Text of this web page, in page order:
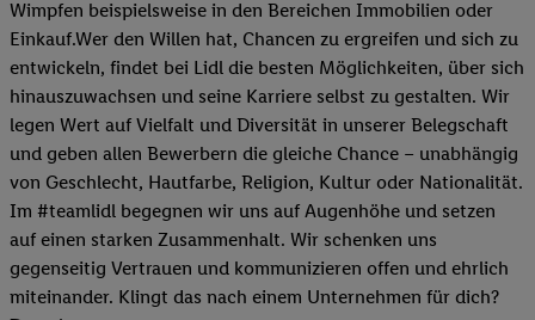
Wimpfen beispielsweise in den Bereichen Immobilien oder
Einkauf.Wer den Willen hat, Chancen zu ergreifen und sich zu
entwickeln, findet bei Lidl die besten Möglichkeiten, über sich
hinauszuwachsen und seine Karriere selbst zu gestalten. Wir
legen Wert auf Vielfalt und Diversität in unserer Belegschaft
und geben allen Bewerbern die gleiche Chance – unabhängig
von Geschlecht, Hautfarbe, Religion, Kultur oder Nationalität.
Im #teamlidl begegnen wir uns auf Augenhöhe und setzen
auf einen starken Zusammenhalt. Wir schenken uns
gegenseitig Vertrauen und kommunizieren offen und ehrlich
miteinander. Klingt das nach einem Unternehmen für dich?